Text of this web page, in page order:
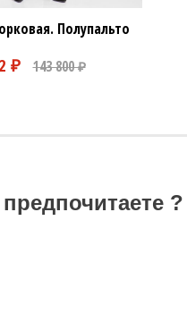
Полупальто
?